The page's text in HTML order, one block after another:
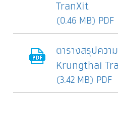
TranXit
(0.46 MB) PDF
ตารางสรุปคว
Krungthai
(3.42 MB) PDF